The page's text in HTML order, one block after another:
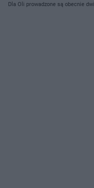
Dla Oli prowadzone są obecnie